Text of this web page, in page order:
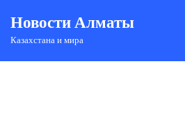
Новости Алматы
Казахстана и мира